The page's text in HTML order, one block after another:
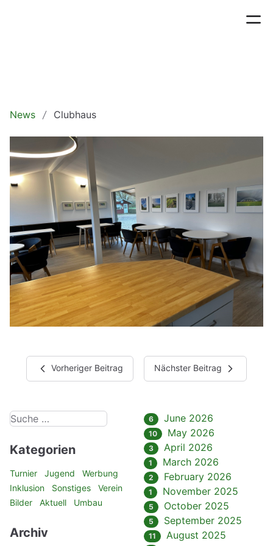
News Clubhaus
Vorheriger Beitrag Nächster Beitrag
Kategorien
Turnier Jugend
Werbung
Inklusion
Sonstiges
Verein
Bilder
Aktuell Umbau
Archiv
6 June 2026
10 May 2026
3 April 2026
1 March 2026
2 February 2026
1 November 2025
5 October 2025
5 September 2025
11
August 2025